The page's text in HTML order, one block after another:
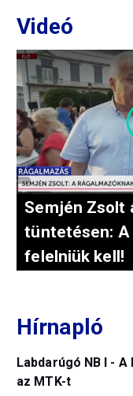
Videó
Semjén Zsolt
tüntetésen: A
felelniük kell!
Hírnapló
Labdarúgó NB I -
az MTK-t